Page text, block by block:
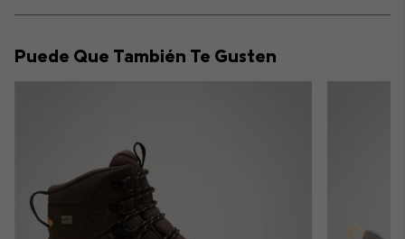
or
Puede Que También Te Gusten